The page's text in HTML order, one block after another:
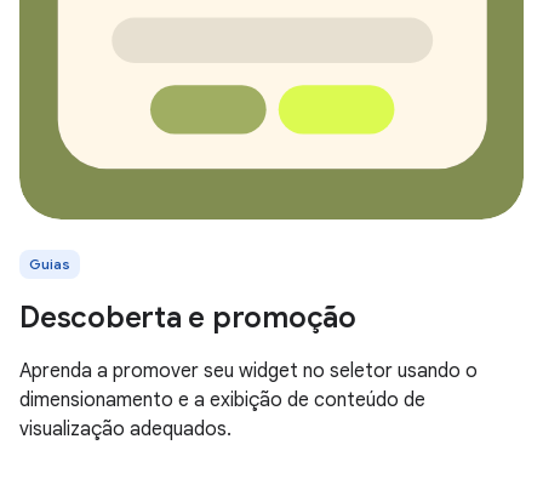
Guias
Descoberta e promoção
Aprenda a promover seu widget no seletor usando o
dimensionamento e a exibição de conteúdo de
visualização adequados.